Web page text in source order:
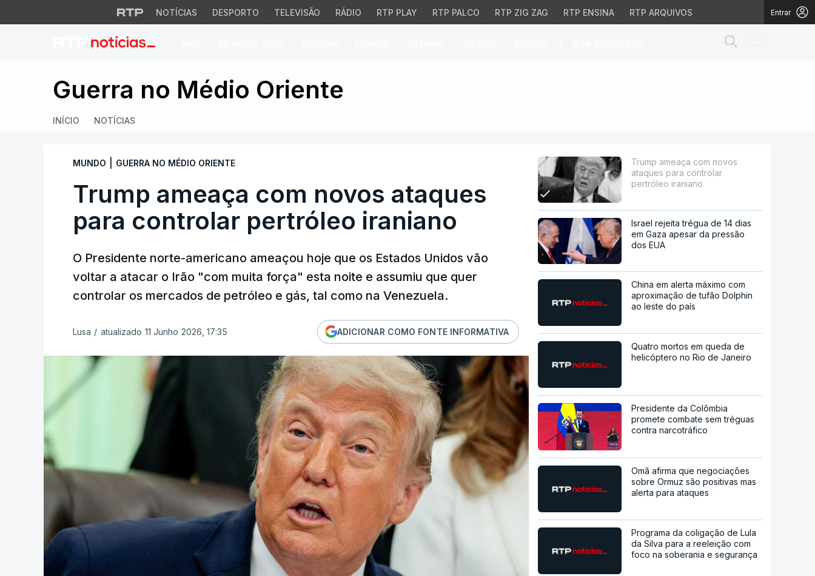
NOTÍCIAS DESPORTO TELEVISÃO RÁDIO RTP PLAY RTP PALCO RTP ZIG ZAG RTP ENSINA RTP ARQUIVOS Entrar
Trump ameaça com novos ataques para controlar pertróleo
Guerra no Médio Oriente
INÍCIO NOTÍCIAS
MUNDO GUERRA NO MÉDIO ORIENTE
Trump ameaça com novos ataques
para controlar pertróleo iraniano
O Presidente norte-americano ameaçou hoje que os Estados Unidos vão
voltar a atacar o Irão "com muita força" esta noite e assumiu que quer
controlar os mercados de petróleo e gás, tal como na Venezuela.
Lusa / atualizado 11 Junho 2026, 17:35 ADICIONAR COMO FONTE INFORMATIVA
Trump ameaça com novos
ataques para controlar
pertróleo iraniano
Israel rejeita trégua de 14 dias
em Gaza apesar da pressão
dos EUA
China em alerta máximo com
aproximação de tufão Dolphin
ao leste do país
Quatro mortos em queda de
helicóptero no Rio de Janeiro
Presidente da Colômbia
promete combate sem tréguas
contra narcotráfico
Omã afirma que negociações
sobre Ormuz são positivas mas
alerta para ataques
Programa da coligação de Lula
da Silva para a reeleição com
foco na soberania e segurança